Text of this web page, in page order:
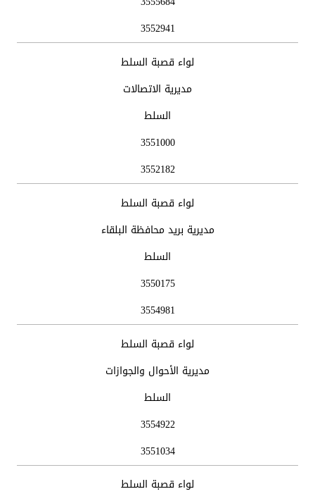
3552941
لواء قصبة السلط
مديرية الاتصالات
السلط
3551000
3552182
لواء قصبة السلط
مديرية بريد محافظة البلقاء
السلط
3550175
3554981
لواء قصبة السلط
مديرية الأحوال والجوازات
السلط
3554922
3551034
لواء قصبة السلط